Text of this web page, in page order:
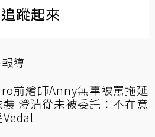
蹤起來
導
前繪師Anny無辜被罵拖延
裝 澄清從未被委託：不在意
Vedal